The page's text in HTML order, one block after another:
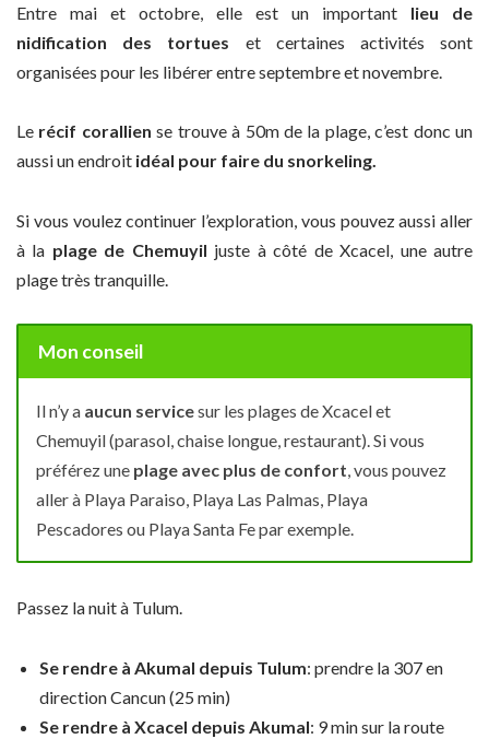
Entre mai et octobre, elle est un important lieu de
nidification des tortues et certaines activités sont
organisées pour les libérer entre septembre et novembre.
Le récif corallien se trouve à 50m de la plage, c’est donc un
aussi un endroit idéal pour faire du snorkeling.
Si vous voulez continuer l’exploration, vous pouvez aussi aller
à la plage de Chemuyil juste à côté de Xcacel, une autre
plage très tranquille.
Mon conseil
Il n’y a aucun servicesur les plages de Xcacel et
Chemuyil (parasol, chaise longue, restaurant). Si vous
préférez une plage avec plus de confort , vous pouvez
aller à Playa Paraiso, Playa Las Palmas, Playa
Pescadores ou Playa Santa Fe par exemple.
Passez la nuit à Tulum.
Se rendre à Akumal depuis Tulum: prendre la 307 en
direction Cancun (25 min)
Se rendre à Xcacel depuis Akumal: 9 min sur la route